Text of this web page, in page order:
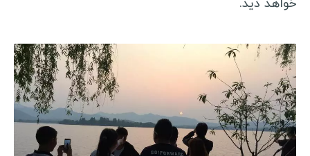
ویتنام
میانمار
استرالیا
لبنان
نیوزلند
خواهد دید.